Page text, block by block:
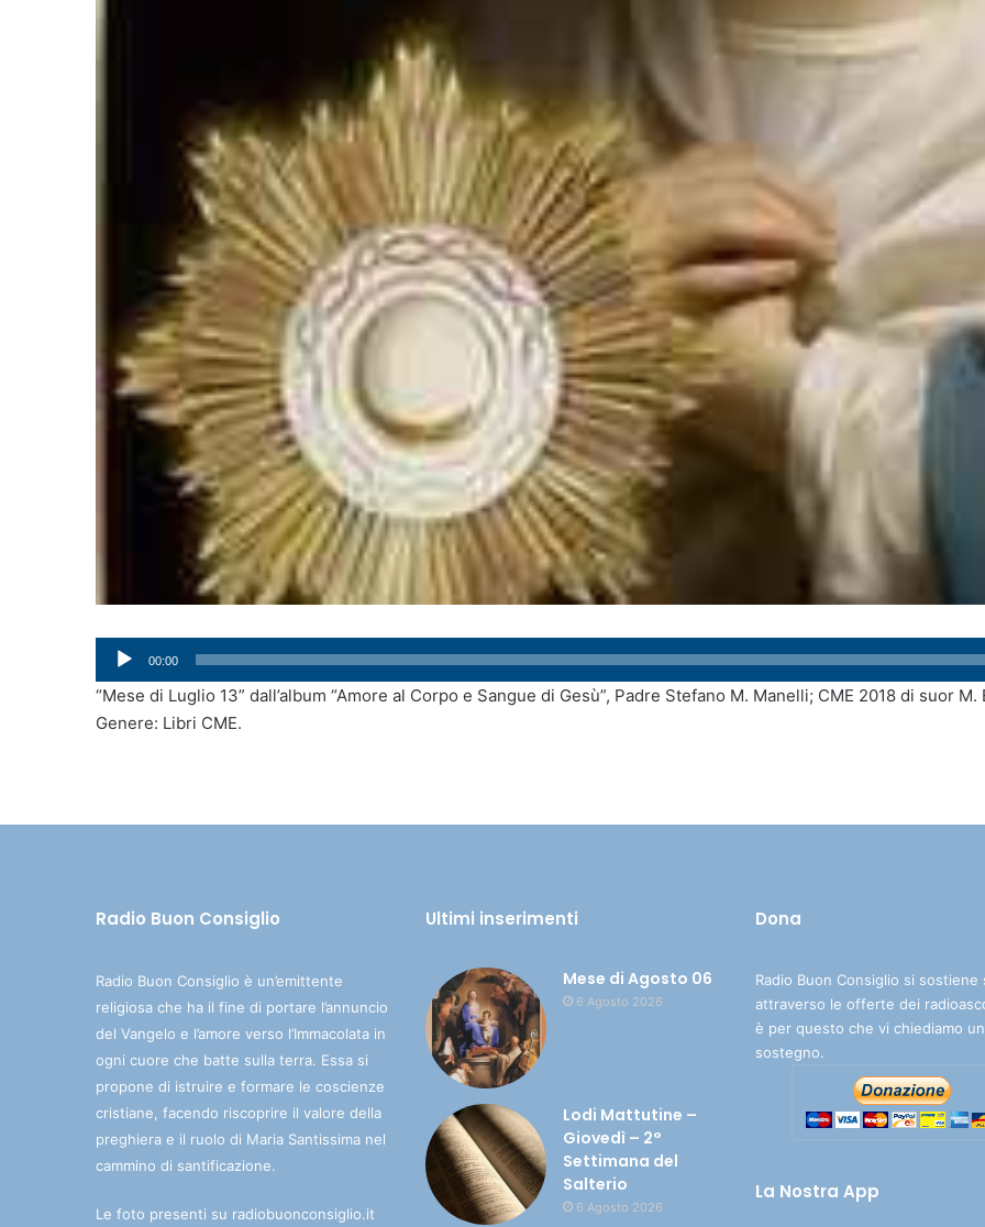
Audio
Player
00:00
“Mese di Luglio 13” dall’album “Amore al Corpo e Sangue di Gesù”, Padre Stefano M. Manelli; CME 2018 di suor
Genere: Libri CME.
Radio Buon Consiglio
Radio Buon Consiglio è un’emittente
religiosa che ha il fine di portare l’annuncio
del Vangelo e l’amore verso l’Immacolata in
ogni cuore che batte sulla terra. Essa si
propone di istruire e formare le coscienze
cristiane, facendo riscoprire il valore della
preghiera e il ruolo di Maria Santissima nel
cammino di santificazione.
Le foto presenti su radiobuonconsiglio.it
Ultimi inserimenti
Mese di Agosto 06
6 Agosto 2026
Lodi Mattutine –
Giovedì – 2°
Settimana del
Salterio
6 Agosto 2026
Dona
Radio Buon Consiglio si sostiene
attraverso le offerte dei
è per questo che vi chiediamo un
sostegno.
La Nostra App